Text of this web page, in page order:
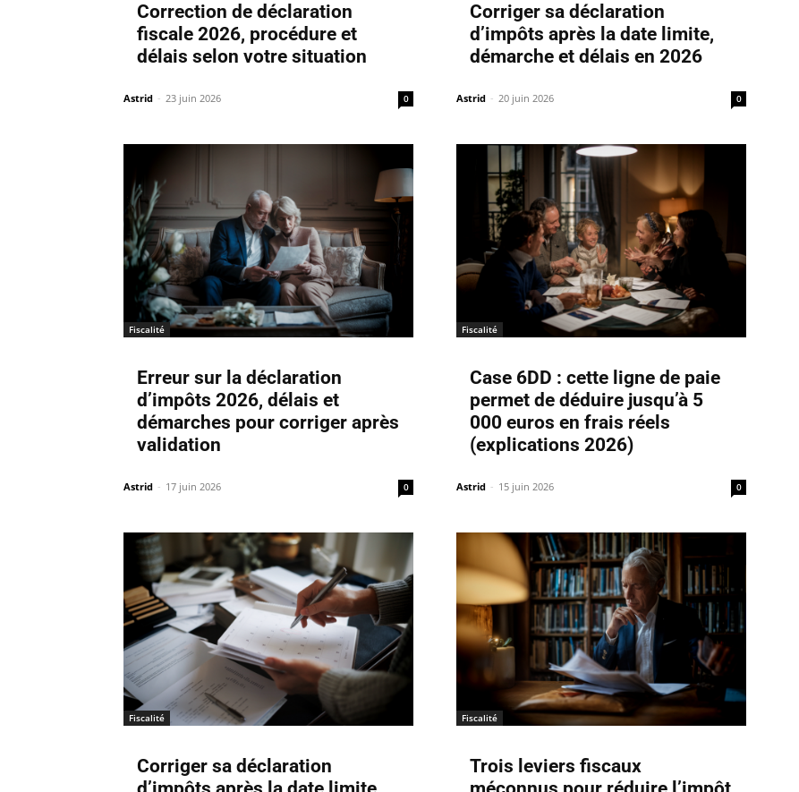
Correction de déclaration
fiscale 2026, procédure et
délais selon votre situation
Astrid - 23 juin 2026 0
Corriger sa déclaration
d’impôts après la date limite,
démarche et délais en 2026
Astrid - 20 juin 2026 0
Fiscalité
Erreur sur la déclaration
d’impôts 2026, délais et
démarches pour corriger après
validation
Astrid - 17 juin 2026 0
Fiscalité
Case 6DD : cette ligne de paie
permet de déduire jusqu’à 5
000 euros en frais réels
(explications 2026)
Astrid - 15 juin 2026 0
Fiscalité
Corriger sa déclaration
Fiscalité
Trois leviers fiscaux